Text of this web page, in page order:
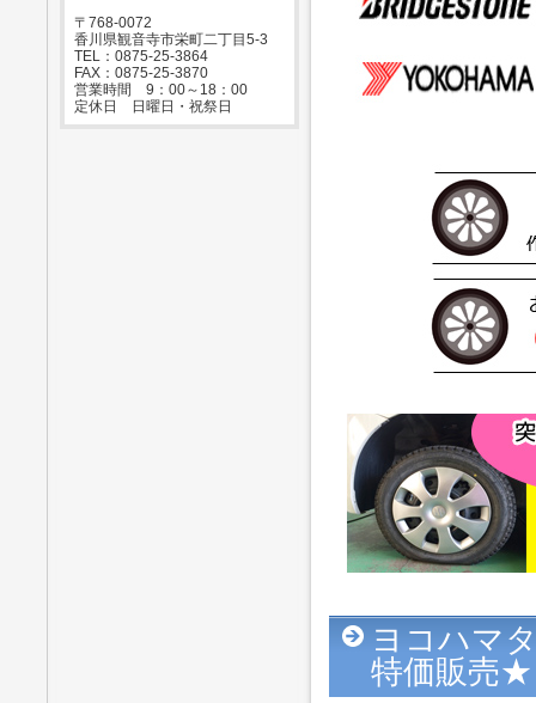
ヨコハマ
特価販売★
〒768-0072
香川県観音寺市栄町二丁目5-3
TEL：0875-25-3864
FAX：0875-25-3870
営業時間 9：00～18：00
定休日 日曜日・祝祭日